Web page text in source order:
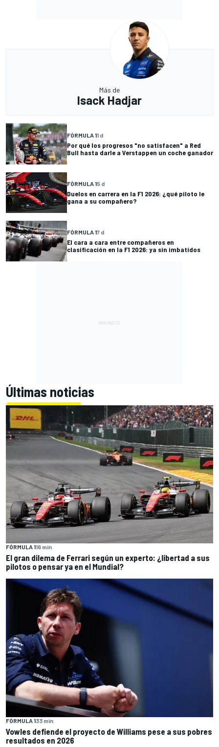
Más de
Isack Hadjar
FÓRMULA 11 d
Por qué los progresos "no satisfacen" a Red
Bull hasta darle a Verstappen un coche ganador
FÓRMULA 15 d
Duelos en carrera en la F1 2026: ¿qué piloto le
gana a su compañero?
FÓRMULA 17 d
El cara a cara entre compañeros en
clasificación en la F1 2026: ya sin imbatidos
Últimas noticias
FÓRMULA 116 min
El gran dilema de Ferrari según un experto: ¿libertad a sus
pilotos o pensar ya en el Mundial?
FÓRMULA 133 min
Vowles defiende el proyecto de Williams pese a sus pobres
resultados en 2026